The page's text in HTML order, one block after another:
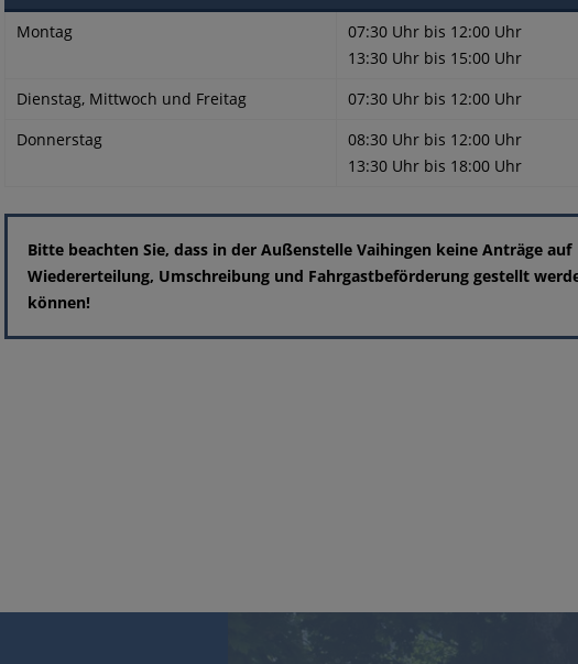
Montag
07:30 Uhr bis 12:00 Uhr
13:30 Uhr bis 15:00 Uhr
Dienstag, Mittwoch und Freitag
07:30 Uhr bis 12:00 Uhr
Donnerstag
08:30 Uhr bis 12:00 Uhr
13:30 Uhr bis 18:00 Uhr
Bitte beachten Sie, dass in der Außenstelle Vaihingen keine Anträge auf
Wiedererteilung, Umschreibung und Fahrgastbeförderung gestellt
können!